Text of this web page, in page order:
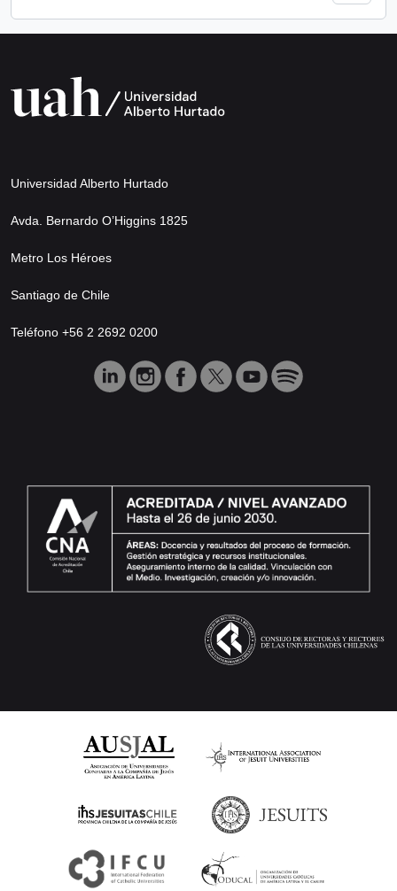
Universidad Alberto Hurtado
Avda. Bernardo O’Higgins 1825
Metro Los Héroes
Santiago de Chile
Teléfono +56 2 2692 0200